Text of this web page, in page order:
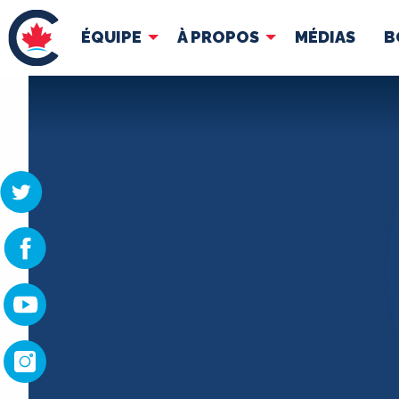
ÉQUIPE À PROPOS MÉDIAS
ÉQUIPE À